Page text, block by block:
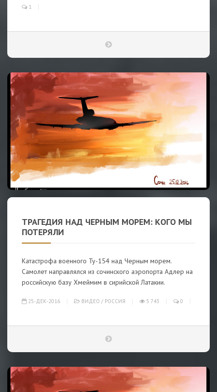
1
ТРАГЕДИЯ НАД ЧЕРНЫМ МОРЕМ: КОГО МЫ
ПОТЕРЯЛИ
Катастрофа военного Ту-154 над Черным морем.
Самолет направлялся из сочинского аэропорта Адлер на
российскую базу Хмеймим в сирийской Латакии.
25-ДЕК-2016 ВИДЕО / РОССИЯ 5 743 0